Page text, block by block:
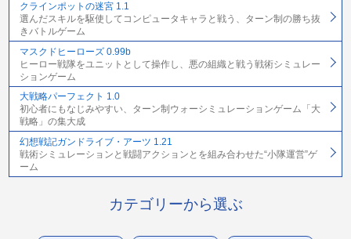
クラインポットの迷宮 1.1
選んだスキルを駆使してコンピュータキャラと戦う、ターン制の勝ち抜
きバトルゲーム
マスクドヒーローズ 0.99b
ヒーロー戦隊をユニットとして操作し、悪の組織と戦う戦術シミュレー
ションゲーム
大戦略パーフェクト 1.0
初心者にもなじみやすい、ターン制ウォーシミュレーションゲーム「大
戦略」の集大成
幻想戦記ガンドライブ・アーツ 1.21
戦術シミュレーションと戦闘アクションとを組み合わせた“小隊運営”ゲ
ーム
カテゴリーから選ぶ